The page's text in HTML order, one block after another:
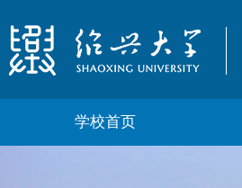
学校首页